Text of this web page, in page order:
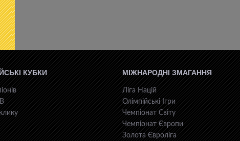
КУБКИ МІЖНАРОДНІ ЗМАГАННЯ
Ліга Націй
Олімпійські Ігри
Чемпіонат Світу
Чемпіонат Європи
Золота Євроліга